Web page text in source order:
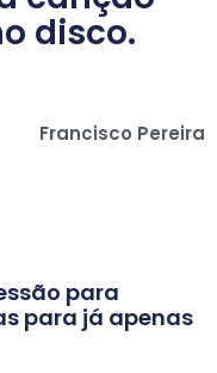
disco.
Francisco Pereira
para
para já apenas